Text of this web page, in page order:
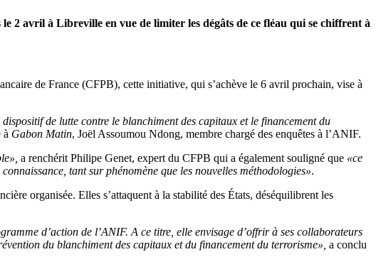
2 avril à Libreville en vue de limiter les dégâts de ce fléau qui se chiffrent à
de France (CFPB), cette initiative, qui s’achève le 6 avril prochain, vise à
de lutte contre le blanchiment des capitaux et le financement du
à Gabon Matin, Joël Assoumou Ndong, membre chargé des enquêtes à l’ANIF.
a renchérit Philipe Genet, expert du CFPB qui a également souligné que «ce
tant sur phénomène que les nouvelles méthodologies».
organisée. Elles s’attaquent à la stabilité des États, déséquilibrent les
d’action de l’ANIF. A ce titre, elle envisage d’offrir à ses collaborateurs
du blanchiment des capitaux et du financement du terrorisme», a conclu